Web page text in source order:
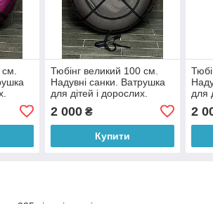
Тюбінг великий 100 см.
Надувні санки. Ватрушка
для дітей і дорослих.
гірці.
2 000₴
Купити
для
гірці.
2